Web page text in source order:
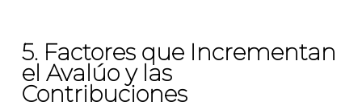
5. Factores que Incrementan
el Avalúo y las
Contribuciones